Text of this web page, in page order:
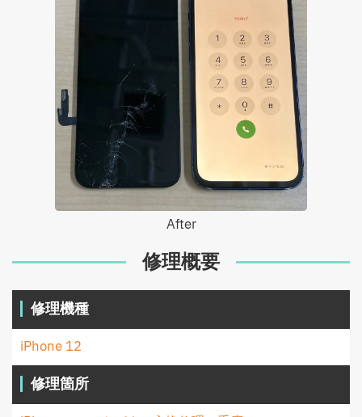
After
修理概要
修理機種
iPhone 12
修理箇所